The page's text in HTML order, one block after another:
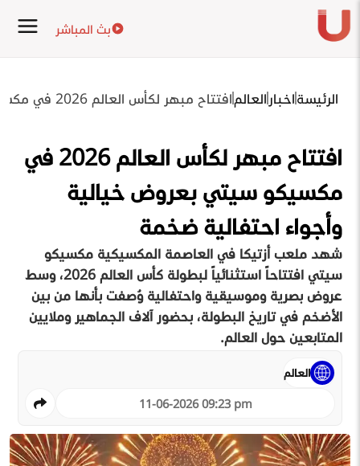
بث المباشر
الرئيسةاخبار العالمافتتاح مبهر لكأس العالم 2026 في مكسيكو سيتي بعروض خيالية وأجواء احتفالية ضخمة
افتتاح مبهر لكأس العالم 2026 في
مكسيكو سيتي بعروض خيالية
وأجواء احتفالية ضخمة
شهد ملعب أزتيكا في العاصمة المكسيكية مكسيكو
سيتي افتتاحاً استثنائياً لبطولة كأس العالم 2026، وسط
عروض بصرية وموسيقية واحتفالية وُصفت بأنها من بين
الأضخم في تاريخ البطولة، بحضور آلاف الجماهير وملايين
المتابعين حول العالم.
11-06-2026 09:23 pm
العالم